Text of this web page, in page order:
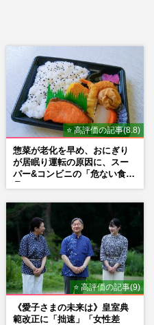
ジャックで期待…
2026/7/22
ファンミイベントで待望
”がグッズ化も「行けない人
満が噴出した…
2026/7/15
き起こる「いつまで顔出し
2026/6/25
⭐ 高評価の記事(8.8)
惣菜が老化を早め、おにぎり
が居眠り運転の原因に、スー
パー&コンビニの「危ない食
⭐ 高評価の記事(9)
《愛子さまの未来は》皇室典
範改正に「拙速」「女性差